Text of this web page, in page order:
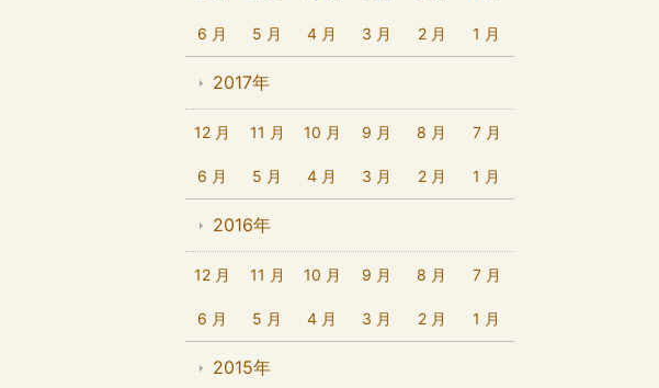
6 月 5 月 4 月 3 月 2 月 1 月
2017年
12 月 11 月 10 月 9 月 8 月 7 月
6 月 5 月 4 月 3 月 2 月 1 月
2016年
12 月 11 月 10 月 9 月 8 月 7 月
6 月 5 月 4 月 3 月 2 月 1 月
2015年